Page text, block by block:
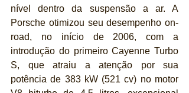
nível dentro da suspensão a ar. A
Porsche otimizou seu desempenho on-
road, no início de 2006, com a
introdução do primeiro Cayenne Turbo
S, que atraiu a atenção por sua
potência de 383 kW (521 cv) no motor